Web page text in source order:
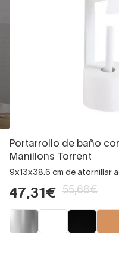
Portarrollo de baño
Manillons Torrent
9x13x38.6 cm de atornillar
47,31€ 55,66€